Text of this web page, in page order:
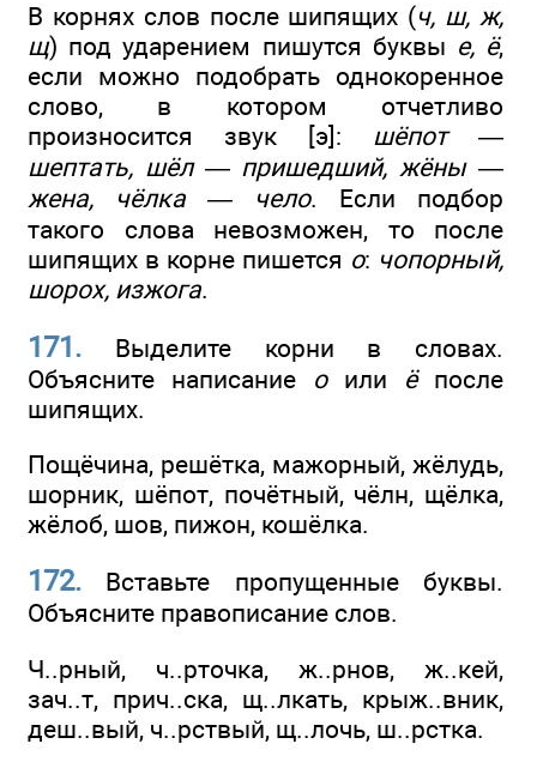
В корнях слов после шипящих (ч, ш, ж,
щ) под ударением пишутся буквы е, ё,
если можно подобрать однокоренное
слово, в котором отчетливо
произносится звук [э]: шёпот —
шептать, шёл — пришедший, жёны —
жена, чёлка — чело. Если подбор
такого слова невозможен, то после
шипящих в корне пишется о: чопорный,
шорох, изжога.
171. Выделите корни в словах.
Объясните написание оили ёпосле
шипящих.
Пощёчина, решётка, мажорный, жёлудь,
шорник, шёпот, почётный, чёлн, щёлка,
жёлоб, шов, пижон, кошёлка.
172. Вставьте пропущенные буквы.
Объясните правописание слов.
Ч..рный, ч..рточка, ж..рнов, ж..кей,
зач..т, прич..ска, щ..лкать, крыж..вник,
деш..вый, ч..рствый, щ..лочь, ш..рстка.